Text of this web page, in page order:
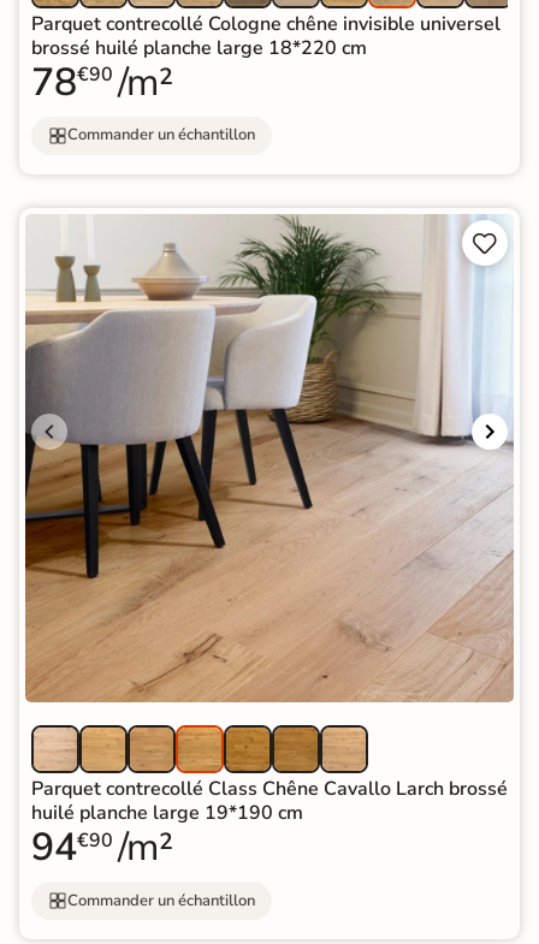
Parquet contrecollé Cologne chêne invisible universel
brossé huilé planche large 18*220 cm
78€90 /m²
Commander un échantillon


Parquet contrecollé Class Chêne Cavallo Larch brossé
huilé planche large 19*190 cm
94€90 /m²
Commander un échantillon